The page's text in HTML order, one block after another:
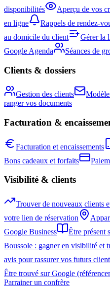
disponibilités
Aperçu de vos
en ligne
Rappels de rendez-
au domicile du client
Gérer la
Google Agenda
Séances de
Clients & dossiers
Gestion des clients
ranger vos documents
Facturation &
Facturation et encaissements
Bons cadeaux et forfaits
Visibilité & clients
Trouver de nouveaux clients
votre lien de réservation
Google Business
Être présent
Boussole : gagner en visibilité et
avis pour rassurer vos futurs
Être trouvé sur Google
Parrainer un confrère